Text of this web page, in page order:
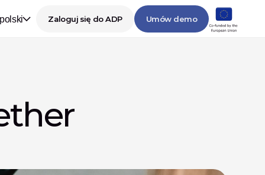
Zaloguj się do ADP Umów demo